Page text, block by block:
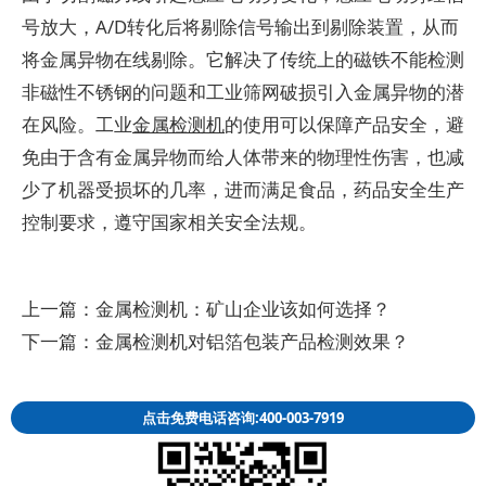
号放大，A/D转化后将剔除信号输出到剔除装置，从而
将金属异物在线剔除。它解决了传统上的磁铁不能检测
非磁性不锈钢的问题和工业筛网破损引入金属异物的潜
在风险。工业金属检测机的使用可以保障产品安全，避
免由于含有金属异物而给人体带来的物理性伤害，也减
少了机器受损坏的几率，进而满足食品，药品安全生产
控制要求，遵守国家相关安全法规。
上一篇： 金属检测机：矿山企业该如何选择？
下一篇： 金属检测机对铝箔包装产品检测效果？
点击免费电话咨询:400-003-7919